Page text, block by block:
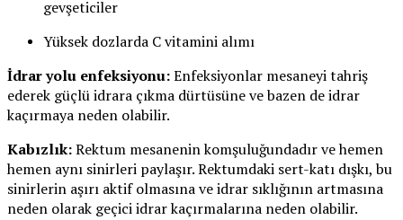
gevşeticiler
Yüksek dozlarda C vitamini alımı
İdrar yolu enfeksiyonu:Enfeksiyonlar mesaneyi tahriş
ederek güçlü idrara çıkma dürtüsüne ve bazen de idrar
kaçırmaya neden olabilir.
Kabızlık:Rektum mesanenin komşuluğundadır ve hemen
hemen aynı sinirleri paylaşır. Rektumdaki sert-katı dışkı, bu
sinirlerin aşırı aktif olmasına ve idrar sıklığının artmasına
neden olarak geçici idrar kaçırmalarına neden olabilir.